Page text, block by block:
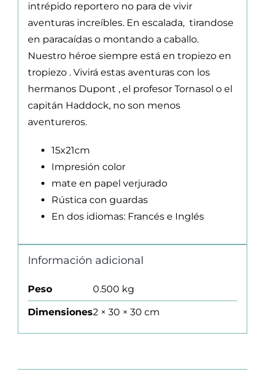
intrépido reportero no para de vivir
aventuras increíbles. En escalada, tirandose
en paracaídas o montando a caballo.
Nuestro héroe siempre está en tropiezo en
tropiezo . Vivirá estas aventuras con los
hermanos Dupont , el profesor Tornasol o el
capitán Haddock, no son menos
aventureros.
15x21cm
Impresión color
mate en papel verjurado
Rústica con guardas
En dos idiomas: Francés e Inglés
Información adicional
Peso 0.500 kg
Dimensiones2 × 30 × 30 cm